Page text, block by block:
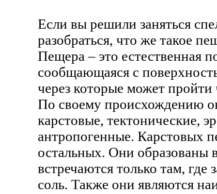
Если вы решили заняться
разобраться, что же такое
Пещера – это естественная
сообщающаяся с
через которые может пройти
По своему происхождению
карстовые, тектонические,
антропогенные. Карстовых
остальных. Они образованы
встречаются только там,
соль. Также они являются